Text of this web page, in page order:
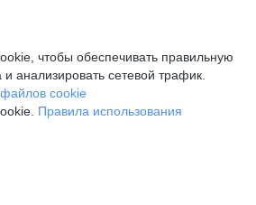
чтобы обеспечивать правильную
анализировать сетевой трафик.
cookie
Правила использования